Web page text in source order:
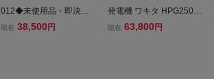
012◆未使用品・即決価
格◆HiKOKI 18Vコードレ
現在 38,500 円
発電機 ワキタ HPG2500-
5 ワキタ製発電機、新品
現在 63,800 円